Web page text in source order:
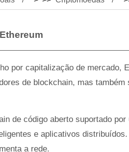
por capitalização de mercado,
de blockchain, mas também
de código aberto suportado
e aplicativos distribuídos.
a rede.